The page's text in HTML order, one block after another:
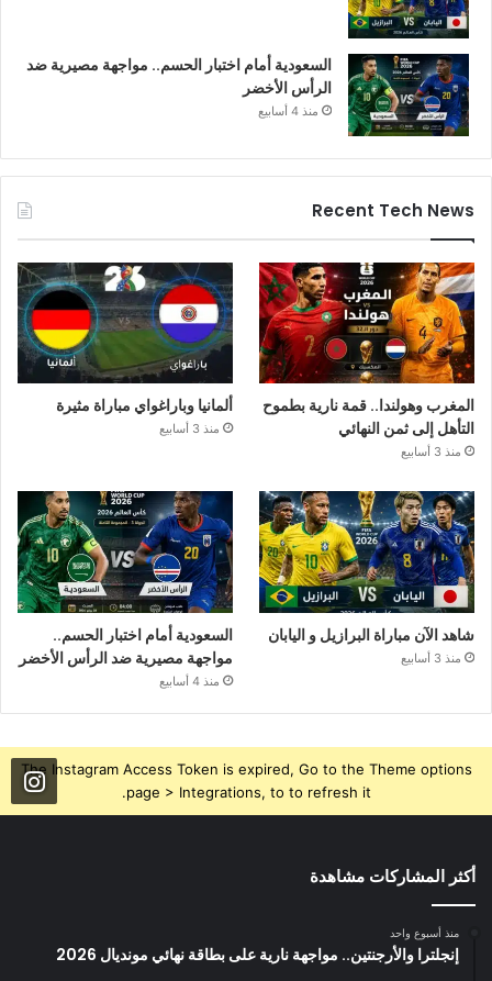
السعودية أمام اختبار الحسم.. مواجهة مصيرية ضد
الرأس الأخضر
منذ 4 أسابيع
Recent Tech News
المغرب وهولندا.. قمة نارية بطموح
التأهل إلى ثمن النهائي
منذ 3 أسابيع
ألمانيا وباراغواي مباراة مثيرة
منذ 3 أسابيع
شاهد الآن مباراة البرازيل و اليابان
منذ 3 أسابيع
السعودية أمام اختبار الحسم..
مواجهة مصيرية ضد الرأس الأخضر
منذ 4 أسابيع
The Instagram Access Token is expired, Go to the Theme options
page > Integrations, to to refresh it.
أكثر المشاركات مشاهدة
منذ أسبوع واحد
إنجلترا والأرجنتين.. مواجهة نارية على بطاقة نهائي مونديال 2026